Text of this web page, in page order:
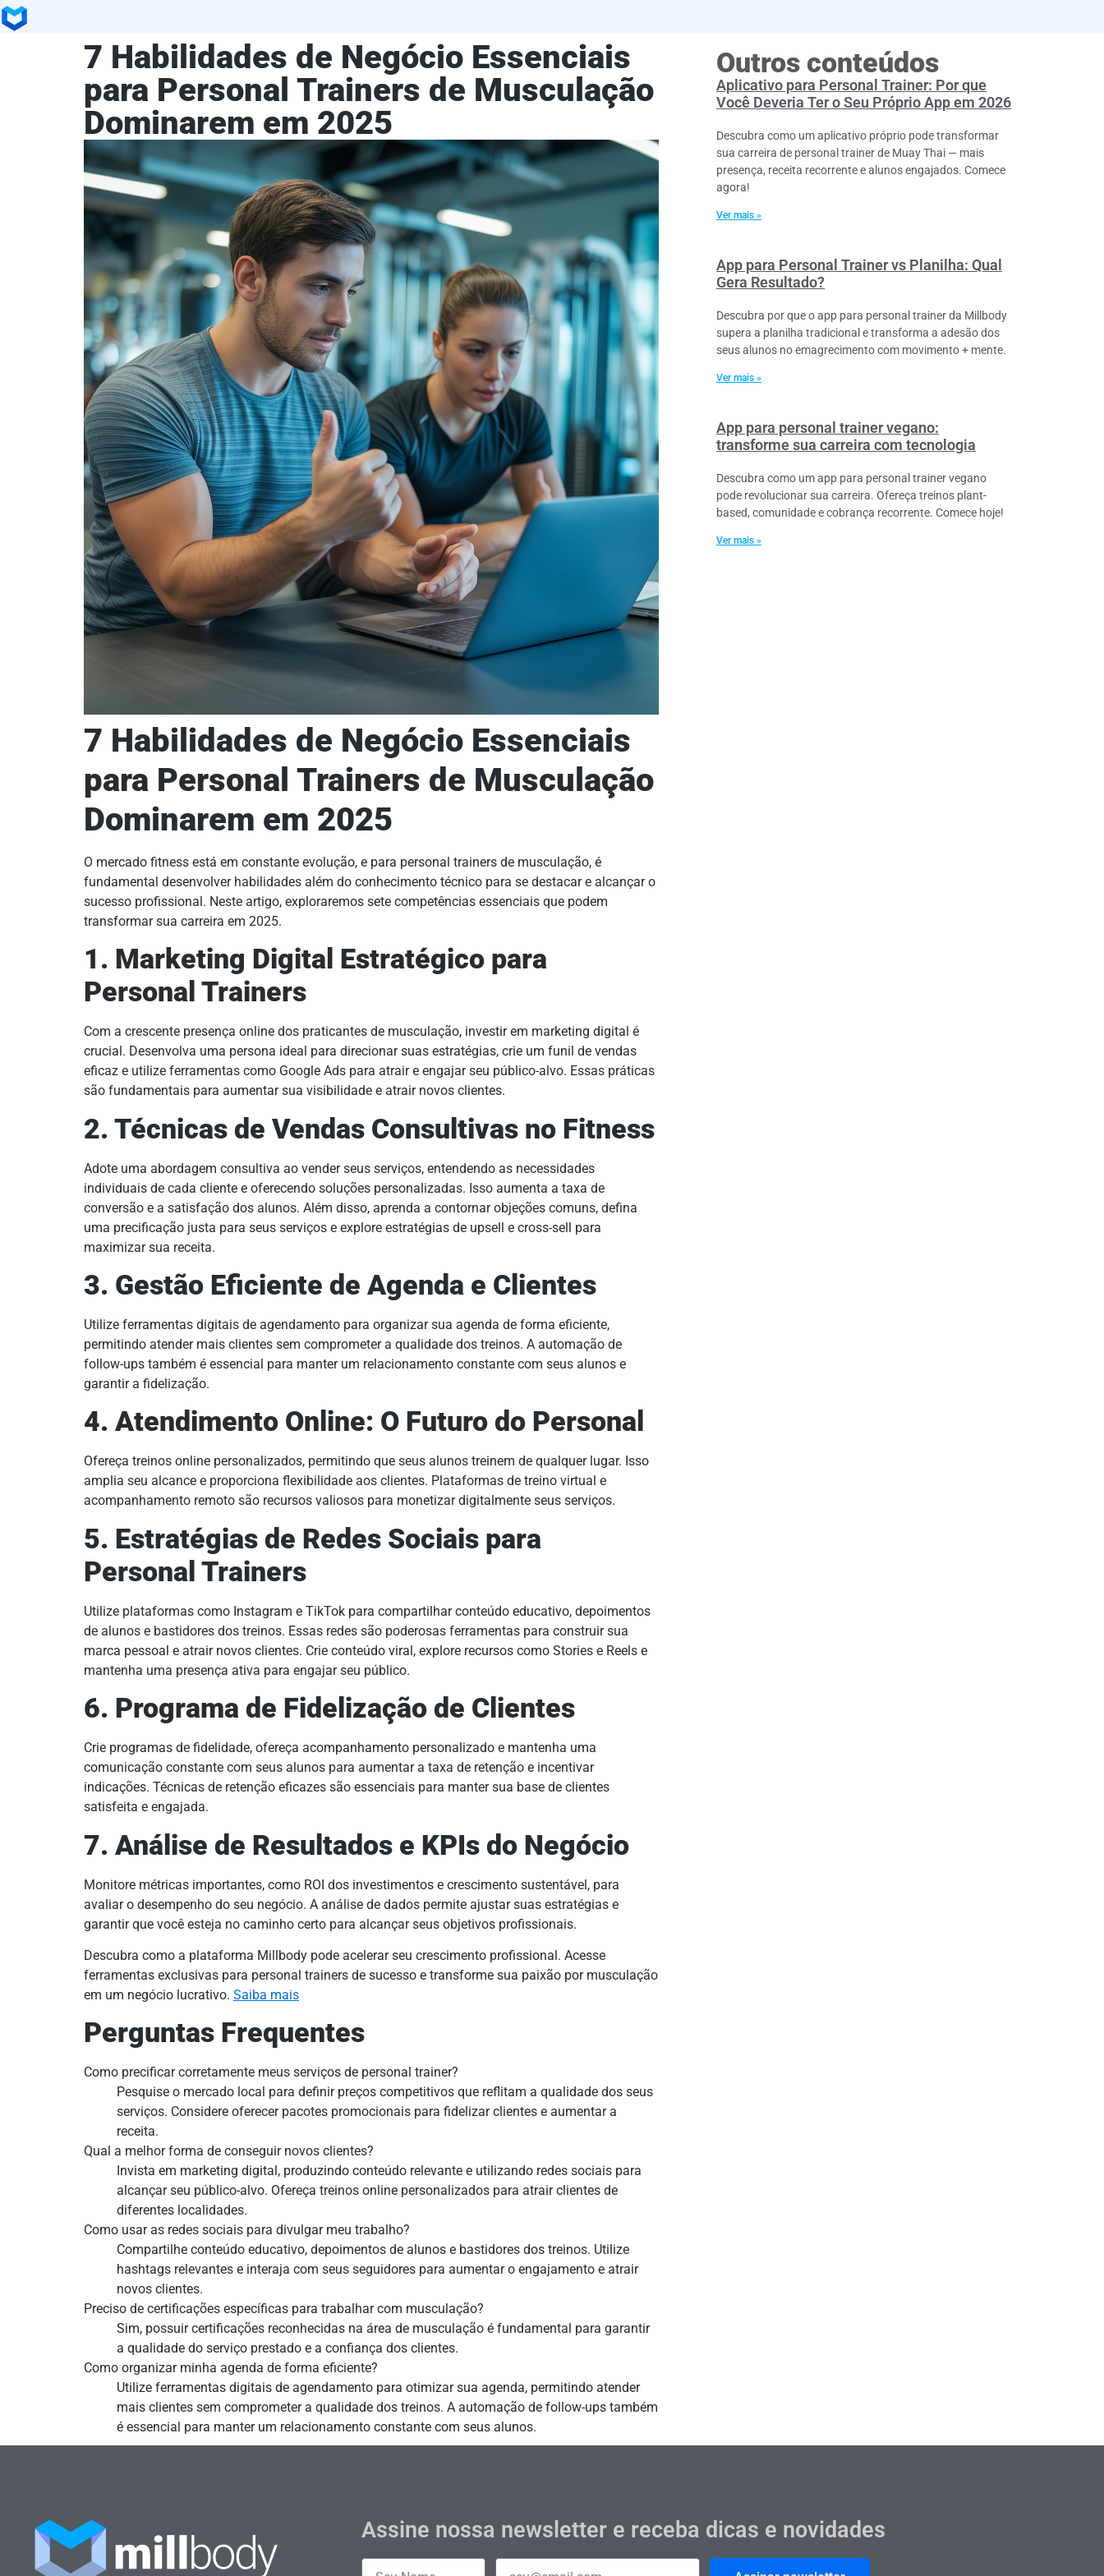
7 Habilidades de Negócio Essenciais
para Personal Trainers de Musculação
Dominarem em 2025
7 Habilidades de Negócio Essenciais
para Personal Trainers de Musculação
Dominarem em 2025
O mercado fitness está em constante evolução, e para personal trainers de musculação, é
fundamental desenvolver habilidades além do conhecimento técnico para se destacar e alcançar o
sucesso profissional. Neste artigo, exploraremos sete competências essenciais que podem
transformar sua carreira em 2025.
1. Marketing Digital Estratégico para
Personal Trainers
Com a crescente presença online dos praticantes de musculação, investir em marketing digital é
crucial. Desenvolva uma persona ideal para direcionar suas estratégias, crie um funil de vendas
eficaz e utilize ferramentas como Google Ads para atrair e engajar seu público-alvo. Essas práticas
são fundamentais para aumentar sua visibilidade e atrair novos clientes.
2. Técnicas de Vendas Consultivas no Fitness
Adote uma abordagem consultiva ao vender seus serviços, entendendo as necessidades
individuais de cada cliente e oferecendo soluções personalizadas. Isso aumenta a taxa de
conversão e a satisfação dos alunos. Além disso, aprenda a contornar objeções comuns, defina
uma precificação justa para seus serviços e explore estratégias de upsell e cross-sell para
maximizar sua receita.
3. Gestão Eficiente de Agenda e Clientes
Utilize ferramentas digitais de agendamento para organizar sua agenda de forma eficiente,
permitindo atender mais clientes sem comprometer a qualidade dos treinos. A automação de
follow-ups também é essencial para manter um relacionamento constante com seus alunos e
garantir a fidelização.
4. Atendimento Online: O Futuro do Personal
Ofereça treinos online personalizados, permitindo que seus alunos treinem de qualquer lugar. Isso
amplia seu alcance e proporciona flexibilidade aos clientes. Plataformas de treino virtual e
acompanhamento remoto são recursos valiosos para monetizar digitalmente seus serviços.
5. Estratégias de Redes Sociais para
Personal Trainers
Utilize plataformas como Instagram e TikTok para compartilhar conteúdo educativo, depoimentos
de alunos e bastidores dos treinos. Essas redes são poderosas ferramentas para construir sua
marca pessoal e atrair novos clientes. Crie conteúdo viral, explore recursos como Stories e Reels e
mantenha uma presença ativa para engajar seu público.
6. Programa de Fidelização de Clientes
Crie programas de fidelidade, ofereça acompanhamento personalizado e mantenha uma
comunicação constante com seus alunos para aumentar a taxa de retenção e incentivar
indicações. Técnicas de retenção eficazes são essenciais para manter sua base de clientes
satisfeita e engajada.
7. Análise de Resultados e KPIs do Negócio
Monitore métricas importantes, como ROI dos investimentos e crescimento sustentável, para
avaliar o desempenho do seu negócio. A análise de dados permite ajustar suas estratégias e
garantir que você esteja no caminho certo para alcançar seus objetivos profissionais.
Descubra como a plataforma Millbody pode acelerar seu crescimento profissional. Acesse
ferramentas exclusivas para personal trainers de sucesso e transforme sua paixão por musculação
em um negócio lucrativo. Saiba mais
Perguntas Frequentes
Como precificar corretamente meus serviços de personal trainer?
Pesquise o mercado local para definir preços competitivos que reflitam a qualidade dos seus
serviços. Considere oferecer pacotes promocionais para fidelizar clientes e aumentar a
receita.
Qual a melhor forma de conseguir novos clientes?
Invista em marketing digital, produzindo conteúdo relevante e utilizando redes sociais para
alcançar seu público-alvo. Ofereça treinos online personalizados para atrair clientes de
diferentes localidades.
Como usar as redes sociais para divulgar meu trabalho?
Compartilhe conteúdo educativo, depoimentos de alunos e bastidores dos treinos. Utilize
hashtags relevantes e interaja com seus seguidores para aumentar o engajamento e atrair
novos clientes.
Preciso de certificações específicas para trabalhar com musculação?
Sim, possuir certificações reconhecidas na área de musculação é fundamental para garantir
a qualidade do serviço prestado e a confiança dos clientes.
Como organizar minha agenda de forma eficiente?
Utilize ferramentas digitais de agendamento para otimizar sua agenda, permitindo atender
mais clientes sem comprometer a qualidade dos treinos. A automação de follow-ups também
é essencial para manter um relacionamento constante com seus alunos.
Outros conteúdos
Aplicativo para Personal Trainer: Por que
Você Deveria Ter o Seu Próprio App em 2026
Descubra como um aplicativo próprio pode transformar
sua carreira de personal trainer de Muay Thai — mais
presença, receita recorrente e alunos engajados. Comece
agora!
Ver mais »
App para Personal Trainer vs Planilha: Qual
Gera Resultado?
Descubra por que o app para personal trainer da Millbody
supera a planilha tradicional e transforma a adesão dos
seus alunos no emagrecimento com movimento + mente.
Ver mais »
App para personal trainer vegano:
transforme sua carreira com tecnologia
Descubra como um app para personal trainer vegano
pode revolucionar sua carreira. Ofereça treinos plant-
based, comunidade e cobrança recorrente. Comece hoje!
Ver mais »
Assine nossa newsletter e receba dicas e novidades